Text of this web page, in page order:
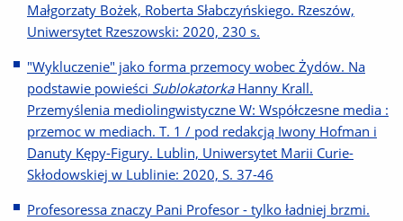
Małgorzaty Bożek, Roberta Słabczyńskiego. Rzeszów,
Uniwersytet Rzeszowski: 2020, 230 s.
"Wykluczenie" jako forma przemocy wobec Żydów. Na
podstawie powieści SublokatorkaHanny Krall.
Przemyślenia mediolingwistyczne W: Współczesne media :
przemoc w mediach. T. 1 / pod redakcją Iwony Hofman i
Danuty Kępy-Figury. Lublin, Uniwersytet Marii Curie-
Skłodowskiej w Lublinie: 2020, S. 37-46
Profesoressa znaczy Pani Profesor - tylko ładniej brzmi.